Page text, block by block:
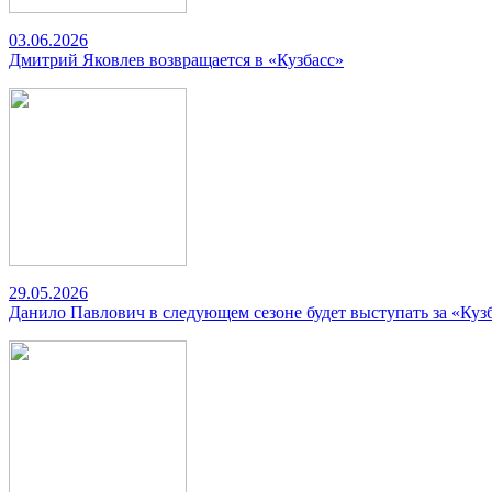
03.06.2026
Дмитрий Яковлев возвращается в «Кузбасс»
29.05.2026
Данило Павлович в следующем сезоне будет выступать за